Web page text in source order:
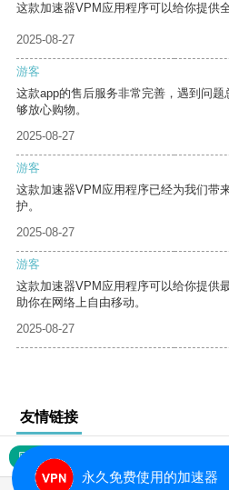
这款加速器VPM应用程序可以给你提供
2025-08-27
游客
这款app的售后服务非常完善，遇到问
够放心购物。
2025-08-27
游客
这款加速器VPM应用程序已经为我们带
护。
2025-08-27
游客
这款加速器VPM应用程序可以给你提供
助你在网络上自由移动。
2025-08-27
友情链接
网站地图
永久免费使用的加速器